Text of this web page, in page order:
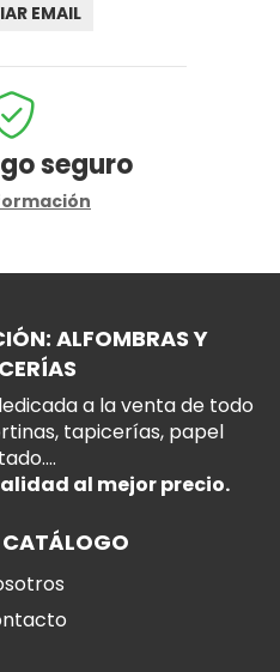
EMAIL
seguro
ALFOMBRAS Y
a la venta de todo
tapicerías, papel
al mejor precio.
CATÁLOGO